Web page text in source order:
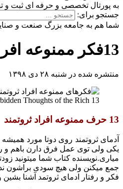
به پورتال تخصصی و حرفه ای ثبت و
جستجو برای:
شما هم به جامعه بزرگ صنعت و صنایع
13فکر ممنوعه افراد ثروتمند
منتشره شده در شنبه ۲۸ دی ۱۳۹۸
13 Forbidden Thoughts of the Rich
13 حرف ممنوعه افراد ثروتمند
آدمای ثروتمند روی دوتا مورد
یکی ولی توی عمل فرق دارن باهم و
میاری.نویسنده کتاب شما میتونید
جمع میکنن ولی هیچ سودی براشون
فکر و رفتار ادمای ثروتمد آشنا بشین